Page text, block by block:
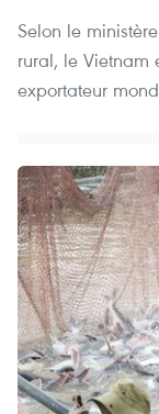
Selon le
rural, le Vietnam
exportateur